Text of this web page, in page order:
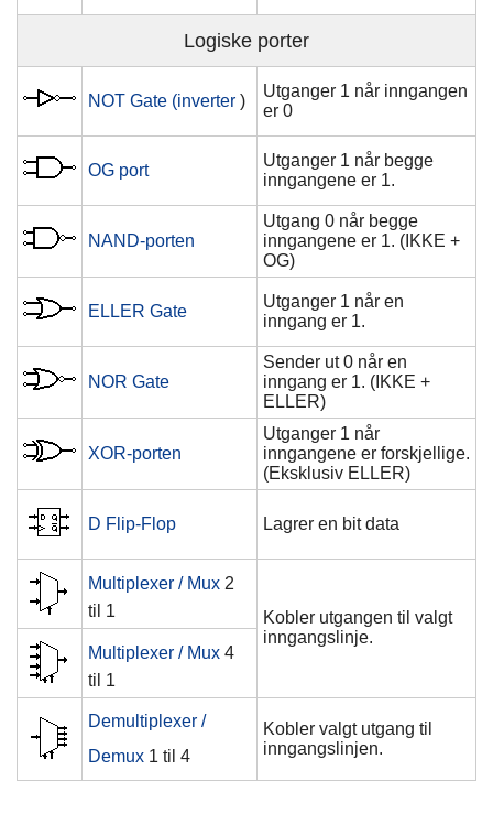
Logiske porter
NOT Gate (inverter )
Utganger 1 når inngangen
er 0
OG port
Utganger 1 når begge
inngangene er 1.
NAND-porten
Utgang 0 når begge
inngangene er 1. (IKKE +
OG)
ELLER Gate
Utganger 1 når en
inngang er 1.
NOR Gate
Sender ut 0 når en
inngang er 1. (IKKE +
ELLER)
XOR-porten
Utganger 1 når
inngangene er forskjellige.
(Eksklusiv ELLER)
D Flip-Flop Lagrer en bit data
Multiplexer / Mux 2
til 1
Kobler utgangen til valgt
inngangslinje.
Multiplexer / Mux 4
til 1
Demultiplexer /
Demux 1 til 4
Kobler valgt utgang til
inngangslinjen.